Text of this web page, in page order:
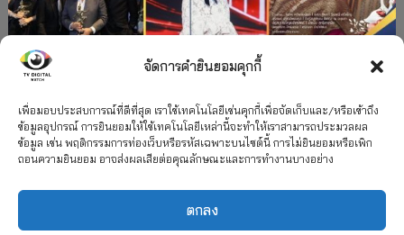
จัดการคำยินยอมคุกกี้
เพื่อมอบประสบการณ์ที่ดีที่สุด เราใช้เทคโนโลยีเช่นคุกกี้เพื่อจัดเก็บและ/หรือเข้าถึง
ข้อมูลอุปกรณ์ การยินยอมให้ใช้เทคโนโลยีเหล่านี้จะทำให้เราสามารถประมวลผล
ข้อมูล เช่น พฤติกรรมการท่องเว็บหรือรหัสเฉพาะบนไซต์นี้ การไม่ยินยอมหรือเพิก
ถอนความยินยอม อาจส่งผลเสียต่อคุณลักษณะและการทำงานบางอย่าง
ตกลง
”คุณพี่เจ้าขาดิฉันเป็นห่านมิใช่หงส์” กวาดรางวัล
เพียบ จาก 8 เวที
2026 TV Digital Watch All Rights Reserved.